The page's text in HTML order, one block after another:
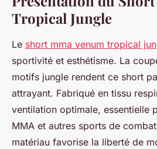
Tropical Jungle
Le short mma venum tropical
sportivité et esthétisme. La
motifs jungle rendent ce short
attrayant. Fabriqué en tissu
ventilation optimale, essentielle
MMA et autres sports de
matériau favorise la liberté de